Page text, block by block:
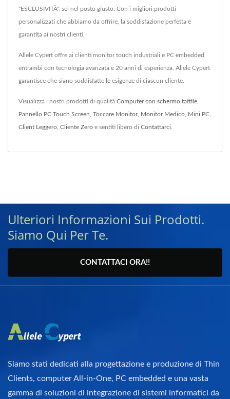
"ESCLUSIVITÀ", sei nel posto giusto. Con i migliori prodotti
personalizzati che abbiamo da offrire, la soddisfazione perfetta è
garantita ai nostri clienti.
Allele Cypert offre ai clienti monitor touch industriali e PC embedded,
entrambi con tecnologia avanzata e 20 anni di esperienza, Allele Cypert
garantisce che siano soddisfatte le esigenze di ciascun cliente.
Visualizza i nostri prodotti di qualità Computer con schermo tattile
Pannello PC Touch Screen Toccare Monitor, Monitor Medico Mini PC
Client Leggero Cliente Zero e sentiti libero di Contattarci
Ulteriori Informazioni Sui Prodotti.
Siamo Qui Per Te.
CONTATTACI ORA!!
Siamo stati dedicati alla progettazione e produzione di Thin
Clients, computer All-in-One, PC embedded e una vasta
gamma di soluzioni di integrazione di sistemi informatici da